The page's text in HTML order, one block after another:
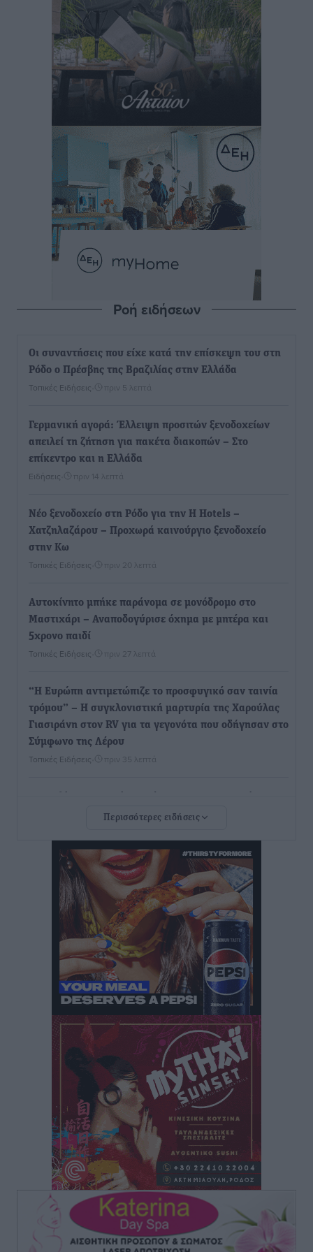
Ροή ειδήσεων
Οι συναντήσεις που είχε κατά την επίσκεψη του στη
Ρόδο ο Πρέσβης της Βραζιλίας στην Ελλάδα
Τοπικές Ειδήσεις πριν 5 λεπτά
Γερμανική αγορά: Έλλειψη προσιτών ξενοδοχείων
απειλεί τη ζήτηση για πακέτα διακοπών – Στο
επίκεντρο και η Ελλάδα
Ειδήσεις πριν 14 λεπτά
Νέο ξενοδοχείο στη Ρόδο για την H Hotels –
Χατζηλαζάρου – Προχωρά καινούργιο ξενοδοχείο
στην Κω
Τοπικές Ειδήσεις πριν 20 λεπτά
Αυτοκίνητο μπήκε παράνομα σε μονόδρομο στο
Μαστιχάρι – Αναποδογύρισε όχημα με μητέρα και
5χρονο παιδί
Τοπικές Ειδήσεις πριν 27 λεπτά
“Η Ευρώπη αντιμετώπιζε το προσφυγικό σαν ταινία
τρόμου” – Η συγκλονιστική μαρτυρία της Χαρούλας
Γιασιράνη στον RV για τα γεγονότα που οδήγησαν στο
Σύμφωνο της Λέρου
Τοπικές Ειδήσεις πριν 35 λεπτά
πριν 44 λεπτά
Έκτακτη συνεδρίαση της Δημοτικής Επιτροπής Ρόδου
αύριο Παρασκευή 7 Αυγούστου
Τοπικές Ειδήσεις πριν 48 λεπτά
ΑΕΡΑ: Δεν σταματάει να ενισχύεται, νέο απόκτημα ο
Μητρόπουλος
Αθλητικά• πριν 1 ώρα
Κλεάνθης: Δουλειές μετά ευχαριστιών στο γήπεδο,
ατομικό για δύο
Αθλητικά πριν 1 ώρα
Φοίβος: Εν αναμονή του Νίκου Λαζίδη
πριν 1 ώρα
Ιάλυσος Β’: Νωρίς νωρίς μπήκαν στα βάσανα της
προετοιμασίας
Αθλητικά• πριν 1 ώρα
Εθνικός Αρχίπολης: Μεγάλο βήμα προόδου η ίδρυση
Ακαδημίας
Αθλητικά πριν 1 ώρα
Περισσότερες ειδήσεις